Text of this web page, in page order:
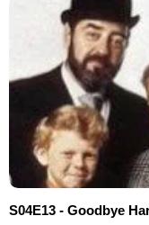
S04E13 - Goodbye